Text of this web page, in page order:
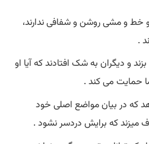
خط و مشی روشن و شفافی ندارند،
.
و دیگران به شک افتادند که آیا او
حمایت می کند .
که در بیان مواضع اصلی خود
میزند که برایش دردسر نشود .